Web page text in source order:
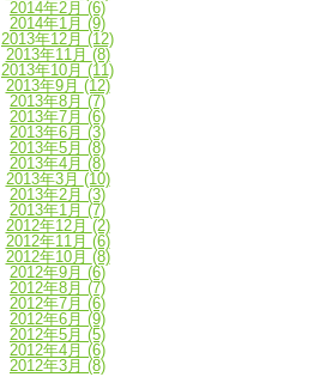
2014年2月 (6)
2014年1月 (9)
2013年12月 (12)
2013年11月 (8)
2013年10月 (11)
2013年9月 (12)
2013年8月 (7)
2013年7月 (6)
2013年6月 (3)
2013年5月 (8)
2013年4月 (8)
2013年3月 (10)
2013年2月 (3)
2013年1月 (7)
2012年12月 (2)
2012年11月 (6)
2012年10月 (8)
2012年9月 (6)
2012年8月 (7)
2012年7月 (6)
2012年6月 (9)
2012年5月 (5)
2012年4月 (6)
2012年3月 (8)